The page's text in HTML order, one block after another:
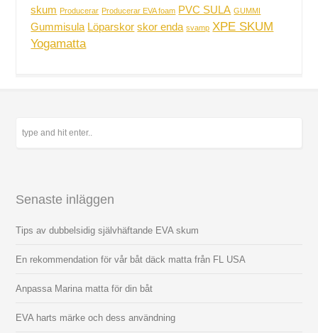
skum Producerar Producerar EVA foam PVC SULA GUMMI
Gummisula Löparskor skor enda svamp XPE SKUM
Yogamatta
Senaste inläggen
Tips av dubbelsidig självhäftande EVA skum
En rekommendation för vår båt däck matta från FL USA
Anpassa Marina matta för din båt
EVA harts märke och dess användning